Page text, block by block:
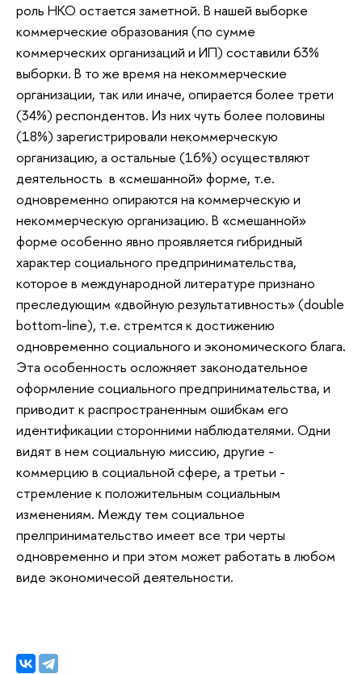
роль НКО остается заметной. В нашей выборке
коммерческие образования (по сумме
коммерческих организаций и ИП) составили 63%
выборки. В то же время на некоммерческие
организации, так или иначе, опирается более трети
(34%) респондентов. Из них чуть более половины
(18%) зарегистрировали некоммерческую
организацию, а остальные (16%) осуществляют
деятельность в «смешанной» форме, т.е.
одновременно опираются на коммерческую и
некоммерческую организацию. В «смешанной»
форме особенно явно проявляется гибридный
характер социального предпринимательства,
которое в международной литературе признано
преследующим «двойную результативность» (double
bottom-line), т.е. стремтся к достижению
одновременно социального и экономического блага.
Эта особенность осложняет законодательное
оформление социального предпринимательства, и
приводит к распространенным ошибкам его
идентификации сторонними наблюдателями. Одни
видят в нем социальную миссию, другие -
коммерцию в социальной сфере, а третьи -
стремление к положительным социальным
изменениям. Между тем социальное
прелпринимательство имеет все три черты
одновременно и при этом может работать в любом
виде экономичесой деятельности.